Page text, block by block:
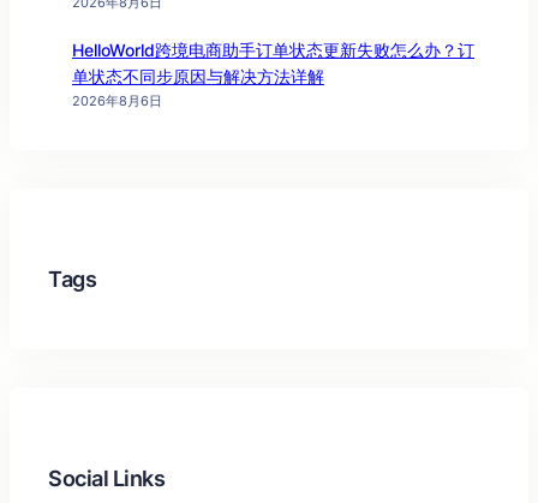
HelloWorld跨境电商助手订单状态更新失败怎么办？订
单状态不同步原因与解决方法详解
2026年8月6日
Tags
Social Links